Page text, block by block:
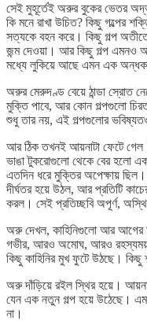
সেই মুহূর্তেই অরুর বুকের ভেতর
কি মনে রাখা উচিত? কিছু গল্পের
সত্যকে বহন করে। কিছু গল্প
জন্ম দেওয়া। আর কিছু গল্প এমনও
মধ্যে লুকিয়ে আছে এমন এক
অরুর মেরুদণ্ড বেয়ে ঠান্ডা স্রোত
মুক্তি পাবে, আর কোন গল্পগুলো
শুধু তার নয়, এই গল্পগুলোর ভবিষ্যতও
আর ঠিক তখনই আয়নাটা ফেটে
ভাঙা টুকরোগুলো থেকে বের হলো
এতদিন ধরে মুক্তির অপেক্ষায়
দীর্ঘতর হয়ে উঠল, আর প্রতিটি
করল। সেই প্রতিচ্ছবি অপূর্ণ,
অরু দেখল, কাহিনিগুলো আর আগের
গভীর, আরও অমোঘ, আরও
কিছু কাহিনির মুখ ফুটে উঠছে। কিছু
অরু দাঁড়িয়ে রইল স্থির হয়ে।
যেন এক নতুন গল্প হয়ে উঠেছে।
না।